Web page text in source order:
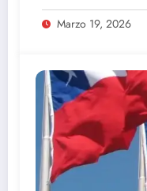
Marzo 19, 2026